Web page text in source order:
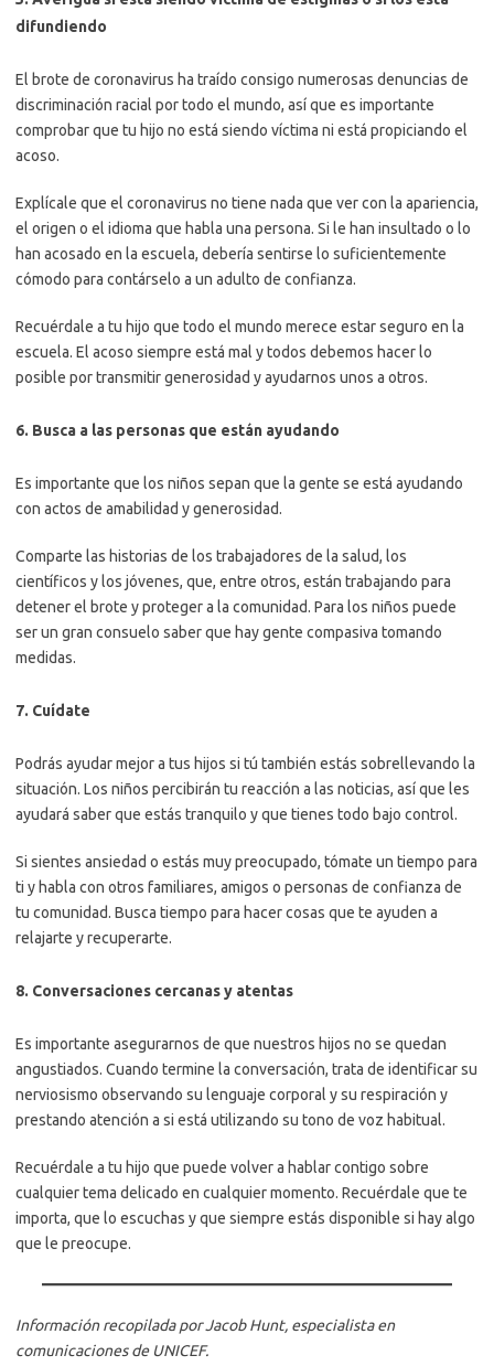
difundiendo
El brote de coronavirus ha traído consigo numerosas denuncias de
discriminación racial por todo el mundo, así que es importante
comprobar que tu hijo no está siendo víctima ni está propiciando el
acoso.
Explícale que el coronavirus no tiene nada que ver con la apariencia,
el origen o el idioma que habla una persona. Si le han insultado o lo
han acosado en la escuela, debería sentirse lo suficientemente
cómodo para contárselo a un adulto de confianza.
Recuérdale a tu hijo que todo el mundo merece estar seguro en la
escuela. El acoso siempre está mal y todos debemos hacer lo
posible por transmitir generosidad y ayudarnos unos a otros.
6. Busca a las personas que están ayudando
Es importante que los niños sepan que la gente se está ayudando
con actos de amabilidad y generosidad.
Comparte las historias de los trabajadores de la salud, los
científicos y los jóvenes, que, entre otros, están trabajando para
detener el brote y proteger a la comunidad. Para los niños puede
ser un gran consuelo saber que hay gente compasiva tomando
medidas.
7. Cuídate
Podrás ayudar mejor a tus hijos si tú también estás sobrellevando la
situación. Los niños percibirán tu reacción a las noticias, así que les
ayudará saber que estás tranquilo y que tienes todo bajo control.
Si sientes ansiedad o estás muy preocupado, tómate un tiempo para
ti y habla con otros familiares, amigos o personas de confianza de
tu comunidad. Busca tiempo para hacer cosas que te ayuden a
relajarte y recuperarte.
8. Conversaciones cercanas y atentas
Es importante asegurarnos de que nuestros hijos no se quedan
angustiados. Cuando termine la conversación, trata de identificar su
nerviosismo observando su lenguaje corporal y su respiración y
prestando atención a si está utilizando su tono de voz habitual.
Recuérdale a tu hijo que puede volver a hablar contigo sobre
cualquier tema delicado en cualquier momento. Recuérdale que te
importa, que lo escuchas y que siempre estás disponible si hay algo
que le preocupe.
Información recopilada por Jacob Hunt, especialista en
comunicaciones de UNICEF.